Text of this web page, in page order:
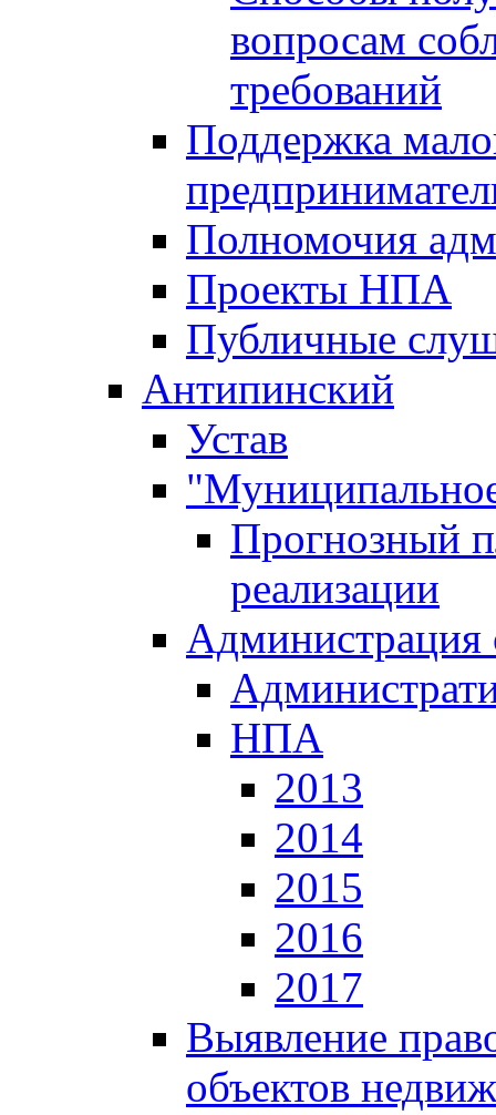
вопросам
требований
Поддержка
Полномочия
Проекты НПА
Публичные
Антипинский
Устав
Прогнозный
реализации
Администрация
НПА
2013
2014
2015
2016
2017
Выявление
объектов